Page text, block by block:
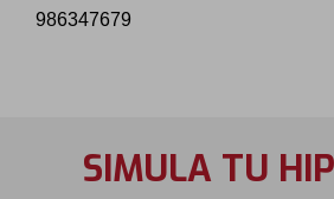
986347679
SIMULA TU